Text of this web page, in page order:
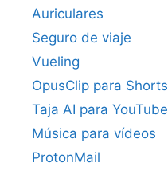
Auriculares
Seguro de viaje
Vueling
OpusClip para Shorts
Taja AI para YouTube
Música para vídeos
ProtonMail